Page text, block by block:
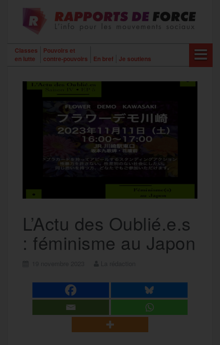
contenu
Classes
en lutte
Pouvoirs et
contre-pouvoirs
En bref Je soutiens
L’Actu des Oublié.e.s
: féminisme au Japon